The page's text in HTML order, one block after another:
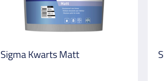
Sigma Kwarts Matt